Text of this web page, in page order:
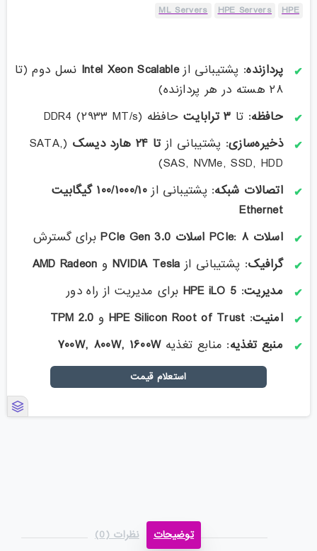
HPE
HPE Servers
ML Servers
پردازنده: پشتیبانی ازIntel Xeon Scalable نسل دوم (تا
۲۸ هسته در هر پردازنده)
حافظه: تا ۳ ترابایت حافظه DDR4 (۲۹۳۳ MT/s)
ذخیره‌سازی: پشتیبانی ازتا ۲۴هارد دیسک (SATA,
SAS, NVMe, SSD, HDD)
اتصالات شبکه: پشتیبانی از۱۰۰/۱۰۰۰/۱۰ گیگابیت
Ethernet
اسلات PCIe
: ۸ اسلات
برای گسترش
گرافیک: پشتیبانی ازNVIDIA Tesla و AMD Radeon
مدیریت:
HPE iLO 5 برای مدیریت از راه دور
امنیت:
HPE Silicon Root of Trust و TPM 2.0
منبع تغذیه: منابع تغذیه ۷۰۰W, ۸۰۰W, ۱۶۰۰W
استعلام قیمت
توضیحات نظرات (0)